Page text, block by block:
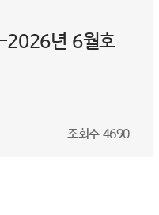
2026년 6월호
조회수4690